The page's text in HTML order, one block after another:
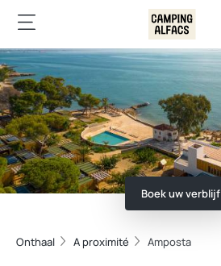
Boek uw verblijf
Onthaal A proximité Amposta